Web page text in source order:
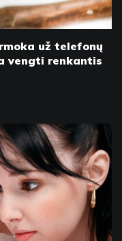
už telefonų
vengti renkantis